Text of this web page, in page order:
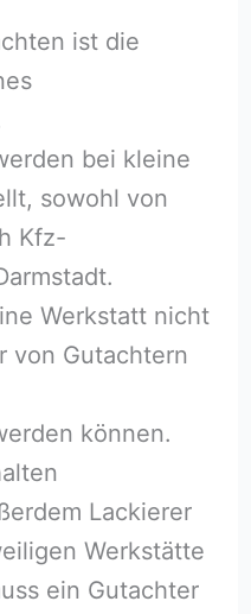
ist die
bei kleine
sowohl von
Kfz-
Werkstatt nicht
von Gutachtern
können.
Lackierer
Werkstätte
ein Gutachter